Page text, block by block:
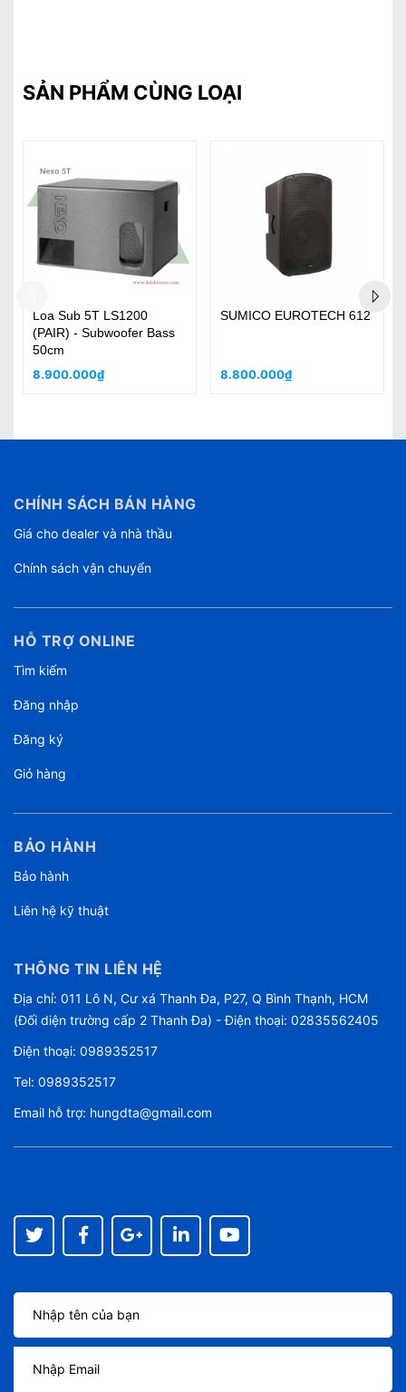
SẢN PHẨM CÙNG LOẠI
612 Sumico EUROTECH 615
9.400.000₫
YAMAHA CBR-10
23.760.000₫
CHÍNH SÁCH BÁN HÀNG
Giá cho dealer và nhà thầu
Chính sách vận chuyển
HỖ TRỢ ONLINE
Tìm kiếm
Đăng nhập
Đăng ký
Giỏ hàng
BẢO HÀNH
Bảo hành
Liên hệ kỹ thuật
THÔNG TIN LIÊN HỆ
Địa chỉ: 011 Lô N, Cư xá Thanh Đa, P27, Q Bình Thạnh, HCM
(Đối diện trường cấp 2 Thanh Đa) - Điện thoại: 02835562405
Điện thoại: 0989352517
Tel: 0989352517
Email hỗ trợ: hungdta@gmail.com